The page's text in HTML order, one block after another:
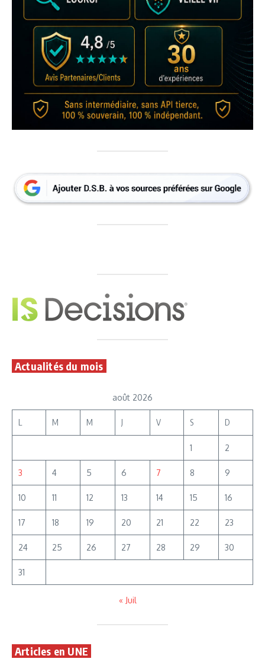
Actualités du mois
août 2026
L M M J V S D
1 2
3 4 5 6 7 8 9
10 11 12 13 14 15 16
17 18 19 20 21 22 23
24 25 26 27 28 29 30
31
« Juil
Articles en UNE